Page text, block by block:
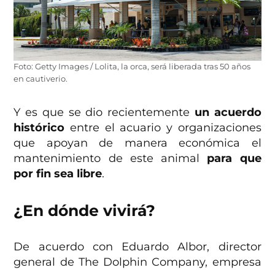
Foto: Getty Images / Lolita, la orca, será liberada tras 50 años
en cautiverio.
Y es que se dio recientemente un acuerdo
histórico entre el acuario y organizaciones
que apoyan de manera económica el
mantenimiento de este animal para que
por fin sea libre.
¿En dónde vivirá?
De acuerdo con Eduardo Albor, director
general de The Dolphin Company, empresa